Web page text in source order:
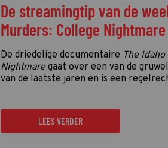
De streamingtip van de
Murders: College
De driedelige documentaire The
Nightmare gaat over een van de
van de laatste jaren en is een
LEES VERDER